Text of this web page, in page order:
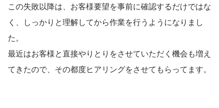
この失敗以降は、お客様要望を事前に確認するだけではな
く、しっかりと理解してから作業を行うようになりまし
た。
最近はお客様と直接やりとりをさせていただく機会も増え
てきたので、その都度ヒアリングをさせてもらってます。